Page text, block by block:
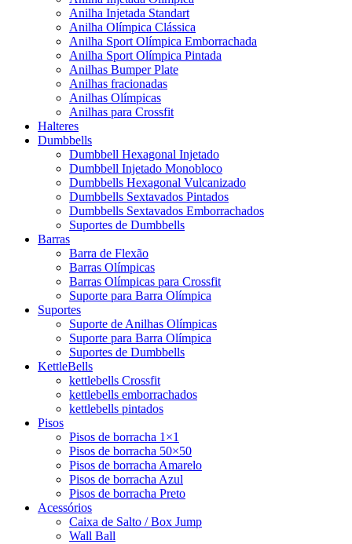
Anilha Injetada Standart
Anilha Olímpica Clássica
Anilha Sport Olímpica Emborrachada
Anilha Sport Olímpica Pintada
Anilhas Bumper Plate
Anilhas fracionadas
Anilhas Olímpicas
Anilhas para Crossfit
Halteres
Dumbbells
Dumbbell Hexagonal Injetado
Dumbbell Injetado Monobloco
Dumbbells Hexagonal Vulcanizado
Dumbbells Sextavados Pintados
Dumbbells Sextavados Emborrachados
Suportes de Dumbbells
Barras
Barra de Flexão
Barras Olímpicas
Barras Olímpicas para Crossfit
Suporte para Barra Olímpica
Suportes
Suporte de Anilhas Olímpicas
Suporte para Barra Olímpica
Suportes de Dumbbells
KettleBells
kettlebells Crossfit
kettlebells emborrachados
kettlebells pintados
Pisos
Pisos de borracha 1×1
Pisos de borracha 50×50
Pisos de borracha Amarelo
Pisos de borracha Azul
Pisos de borracha Preto
Acessórios
Caixa de Salto / Box Jump
Wall Ball